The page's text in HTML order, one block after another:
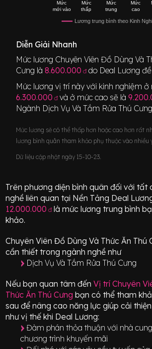
Lương trung bình theo Kinh
Mức
mới vào
Mức
thấp
Mức
trung
Mức
cao
Diễn Giải Nhanh
Mức lương Chuyên Viên Đồ Dùng Và
Cưng là8.600.000 đdo Deal Lương
Mức lương vị trí này với kinh nghiệm
6.300.000 đ và ở mức cao sẽ là
Ngành Dịch Vụ Và Tắm Rửa Thú Cưng
Mức lương sẽ có thể thấp hơn hoặc cao hơn rất
lương bình quân tham khảo phụ thuộc vào nhiều
Dữ liệu cập nhật ngày 15-10-23.
Trên phương diện bình quân đối với tất
nghề liên quan tại Nền Tảng Deal
12.000.000 đlà mức lương trung bình
khảo.
Chuyên Viên Đồ Dùng Và Thức Ăn Thú
cần thiết trong ngành nghề như
Dịch Vụ Và Tắm Rửa Thú Cưng
Nếu bạn quan tâm đến Vị tríChuyên
Thức Ăn Thú Cưng bạn có thể tham
sau để nâng cao năng lực giúp cải
như vị thế khi Deal Lương:
Đàm phán thỏa thuận với nhà
chương trình khuyến mãi